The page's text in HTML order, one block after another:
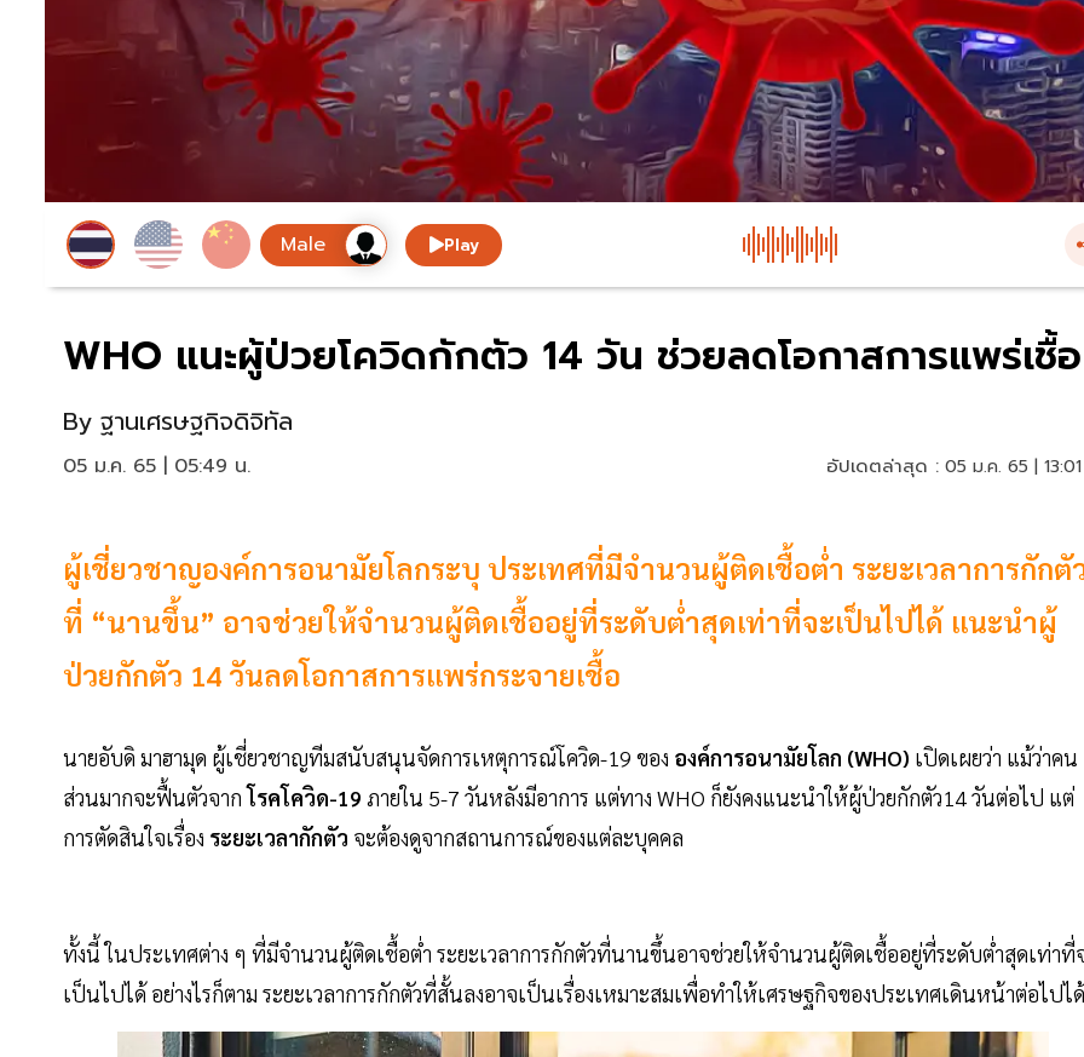
Play
WHO แนะผู้ป่วยโควิดกักตัว 14 วัน ช่วยลดโอกาสการแพร่เชื้อ
By ฐานเศรษฐกิจดิจิทัล
05 ม.ค. 65 | 05:49 น. อัปเดตล่าสุด : 05 ม.ค. 65 |
ผู้เชี่ยวชาญองค์การอนามัยโลกระบุ ประเทศที่มีจำนวนผู้ติดเชื้อต่ำ ระยะเวลาการกักตั
ที่ “นานขึ้น” อาจช่วยให้จำนวนผู้ติดเชื้ออยู่ที่ระดับต่ำสุดเท่าที่จะเป็นไปได้ แนะนำผู้
ป่วยกักตัว 14 วันลดโอกาสการแพร่กระจายเชื้อ
นายอับดิ มาฮามุด ผู้เชี่ยวชาญทีมสนับสนุนจัดการเหตุการณ์โควิด-19 ของ องค์การอนามัยโลก (WHO) เปิดเผยว่า แม้ว่าคน
ส่วนมากจะฟื้นตัวจากโรคโควิด-19 ภายใน 5-7 วันหลังมีอาการ แต่ทาง WHO ก็ยังคงแนะนำให้ผู้ป่วยกักตัว14 วันต่อไป แต่
การตัดสินใจเรื่อง ระยะเวลากักตัว จะต้องดูจากสถานการณ์ของแต่ละบุคคล
ทั้งนี้ ในประเทศต่าง ๆ ที่มีจำนวนผู้ติดเชื้อต่ำ ระยะเวลาการกักตัวที่นานขึ้นอาจช่วยให้จำนวนผู้ติดเชื้ออยู่ที่ระดับต่ำสุดเท่าที่
เป็นไปได้ อย่างไรก็ตาม ระยะเวลาการกักตัวที่สั้นลงอาจเป็นเรื่องเหมาะสมเพื่อทำให้เศรษฐกิจของประเทศเดินหน้าต่อไปได้